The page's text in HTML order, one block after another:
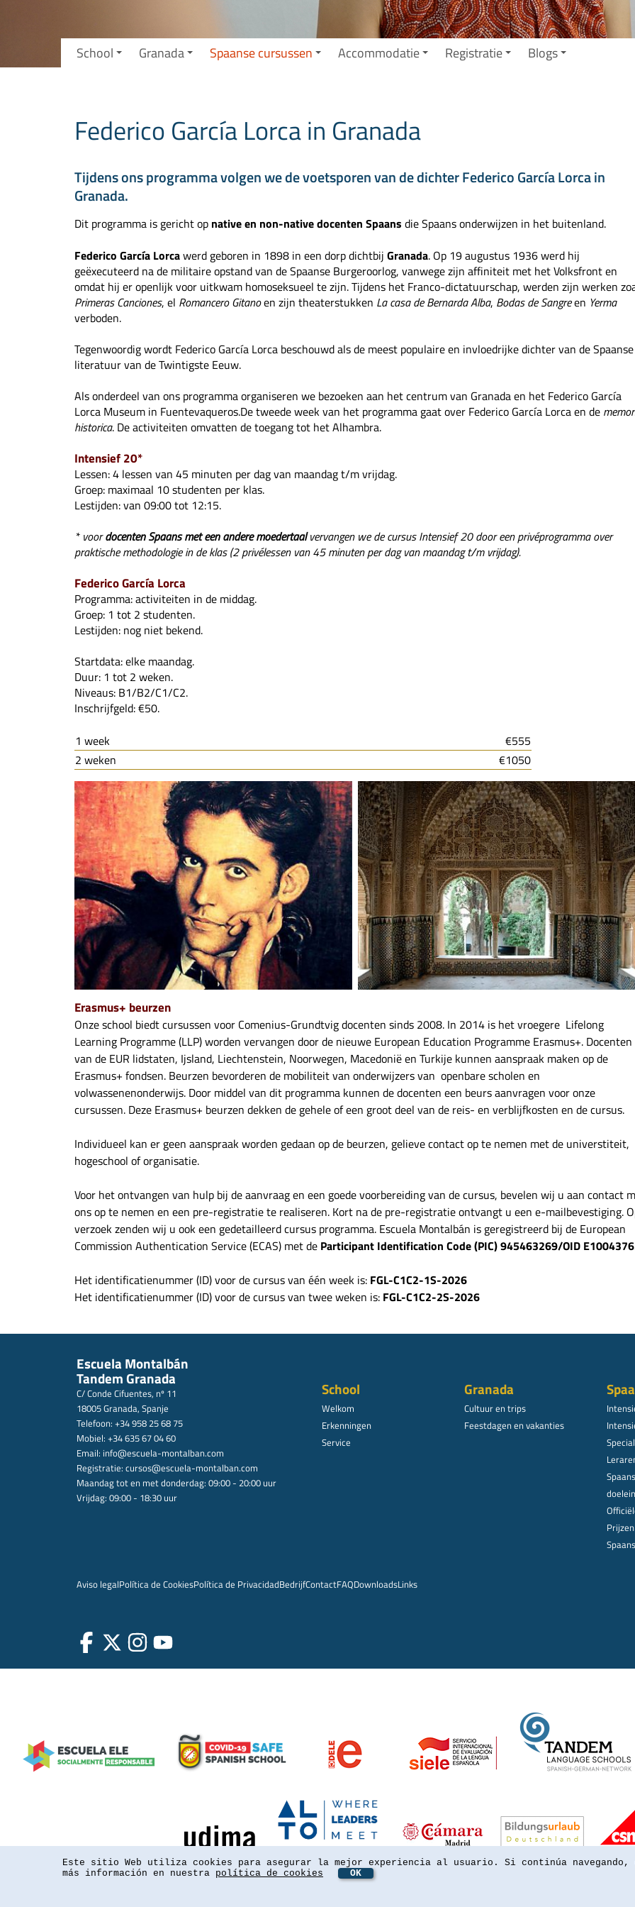
School Granada Spaanse cursussen Accommodatie Registratie Blogs
Federico García Lorca in Granada
Tijdens ons programma volgen we de voetsporen van de dichter Federico García Lorca in
Granada.
Dit programma is gericht op native en non-native docenten Spaansdie Spaans onderwijzen in het buitenland.
Federico García Lorcawerd geboren in 1898 in een dorp dichtbijGranada. Op 19 augustus 1936 werd hij
geëxecuteerd na de militaire opstand van de Spaanse Burgeroorlog, vanwege zijn affiniteit met het Volksfront en
omdat hij er openlijk voor uitkwam homoseksueel te zijn. Tijdens het Franco-dictatuurschap, werden zijn werken
Primeras Canciones, el Romancero Gitanoen zijn theaterstukken La casa de Bernarda Alba, Bodas de Sangreen Yerma
verboden.
Tegenwoordig wordt Federico García Lorca beschouwd als de meest populaire en invloedrijke dichter van de Spaanse
literatuur van de Twintigste Eeuw.
Als onderdeel van ons programma organiseren we bezoeken aan het centrum van Granada en het Federico García
Lorca Museum in Fuentevaqueros.De tweede week van het programma gaat over Federico García Lorca en de
historica. De activiteiten omvatten de toegang tot het Alhambra.
Intensief 20*
Lessen: 4 lessen van 45 minuten per dag van maandag t/m vrijdag.
Groep: maximaal 10 studenten per klas.
Lestijden: van 09:00 tot 12:15.
* voordocenten Spaans met een andere moedertaalvervangen we de cursus Intensief 20 door een privéprogramma over
praktische methodologie in de klas (2 privélessen van 45 minuten per dag van maandag t/m vrijdag).
Federico García Lorca
Programma: activiteiten in de middag.
Groep: 1 tot 2 studenten.
Lestijden: nog niet bekend.
Startdata: elke maandag.
Duur: 1 tot 2 weken.
Niveaus: B1/B2/C1/C2.
Inschrijfgeld: €50.
1 week
€555
2 weken
€1050
Erasmus+ beurzen
Onze school biedt cursussen voor Comenius-Grundtvig docenten sinds 2008. In 2014 is het vroegere Lifelong
Learning Programme (LLP) worden vervangen door de nieuwe European Education Programme Erasmus+. Docenten
van de EUR lidstaten, Ijsland, Liechtenstein, Noorwegen, Macedonië en Turkije kunnen aanspraak maken op de
Erasmus+ fondsen. Beurzen bevorderen de mobiliteit van onderwijzers van openbare scholen en
volwassenenonderwijs. Door middel van dit programma kunnen de docenten een beurs aanvragen voor onze
cursussen. Deze Erasmus+ beurzen dekken de gehele of een groot deel van de reis- en verblijfkosten en de cursus.
Individueel kan er geen aanspraak worden gedaan op de beurzen, gelieve contact op te nemen met de universtiteit,
hogeschool of organisatie.
Voor het ontvangen van hulp bij de aanvraag en een goede voorbereiding van de cursus, bevelen wij u aan contact
ons op te nemen en een pre-registratie te realiseren. Kort na de pre-registratie ontvangt u een e-mailbevestiging.
verzoek zenden wij u ook een gedetailleerd cursus programma. Escuela Montalbán is geregistreerd bij de European
Commission Authentication Service (ECAS) met de Participant Identification Code (PIC) 945463269/OID
Het identificatienummer (ID) voor de cursus van één week is: FGL-C1C2-1S-2026
Het identificatienummer (ID) voor de cursus van twee weken is: FGL-C1C2-2S-2026
Escuela Montalbán
Tandem Granada
C/ Conde Cifuentes, nº 11
18005 Granada, Spanje
Telefoon: +34 958 25 68 75
Mobiel: +34 635 67 04 60
Email: info@escuela-montalban.com
Registratie: cursos@escuela-montalban.com
Maandag tot en met donderdag: 09:00 - 20:00 uur
Vrijdag: 09:00 - 18:30 uur
School
Welkom
Erkenningen
Service
Granada
Cultuur en trips
Feestdagen en vakanties
Aviso legalPolítica de CookiesPolítica de PrivacidadBedrijfContactFAQDownloadsLinks
Este sitio Web utiliza cookies para asegurar la mejor experiencia al usuario. Si continúa navegando,
más información en nuestra política de cookies OK